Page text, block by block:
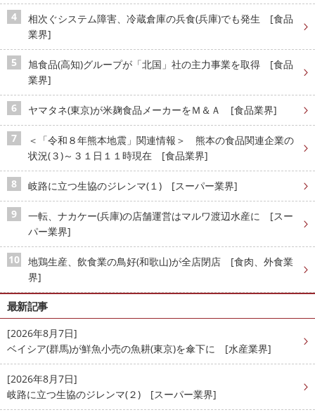
相次ぐシステム障害、冷蔵倉庫の兵食(兵庫)でも発生 [食品
業界]
旭食品(高知)グループが「北国」社の主力事業を取得 [食品
業界]
ヤマタネ(東京)が米麹食品メーカーをＭ＆Ａ [食品業界]
＜「令和８年熊本地震」関連情報＞ 熊本の食品関連企業の
状況(３)～３１日１１時現在 [食品業界]
岐路に立つ生協のジレンマ(１) [スーパー業界]
一転、ナカケー(兵庫)の店舗運営はマルワ渡辺水産に [スー
パー業界]
地鶏生産、飲食業の鳥好(和歌山)が全店閉店 [食肉、外食業
界]
最新記事
[2026年8月7日]
ベイシア(群馬)が鮮魚小売の魚耕(東京)を傘下に [水産業界]
[2026年8月7日]
岐路に立つ生協のジレンマ(２) [スーパー業界]